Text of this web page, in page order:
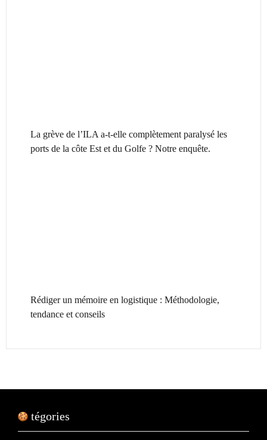
La grève de l’ILA a-t-elle complètement paralysé les
ports de la côte Est et du Golfe ? Notre enquête.
Rédiger un mémoire en logistique : Méthodologie,
tendance et conseils
Catégories